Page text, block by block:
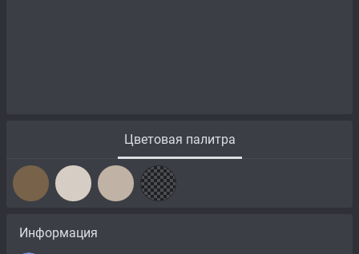
Цветовая палитра
Информация